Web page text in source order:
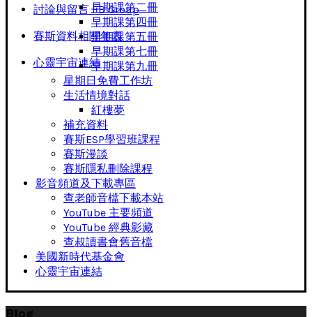
討論與留言 FB Group
賽斯資料相關年表
心靈宇宙連結
早期課第二冊
早期課第四冊
早期課第五冊
早期課第七冊
早期課第九冊
星期日免費工作坊
生活情境對話
紅樓夢
補充資料
賽斯ESP學習班課程
賽斯漫談
賽斯隱私刪除課程
影音頻道及下載專區
查老師音檔下載本站
YouTube 主要頻道
YouTube 經典影藏
查叔讀書會舊音檔
美國新時代基金會
心靈宇宙連結
Blog